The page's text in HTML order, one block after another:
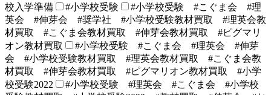
校入学準備
#小学校受験
#小学校受験 #こぐま会 #理
英会 #伸芽会 #奨学社 #小学校受験教材買取 #理英会教
材買取 #こぐま会教材買取 #伸芽会教材買取 #ピグマリ
オン教材買取
#小学校受験 #こぐま会 #理英会 #伸芽
会 #小学校受験教材買取 #理英会教材買取 #こぐま会教
材買取 #伸芽会教材買取 #ピグマリオン教材買取 #小学
校受験2022
#小学校受験 #理英会 #こぐま会 #小学校